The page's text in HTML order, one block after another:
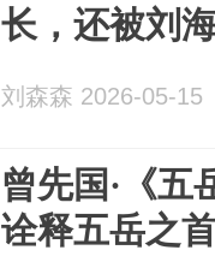
长，还被刘
刘森森 2026-05-15
曾先国·《五
诠释五岳之